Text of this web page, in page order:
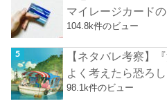
マイレージカード
104.8k件のビュー
【ネタバレ考察】
よく考えたら恐ろ
98.1k件のビュー